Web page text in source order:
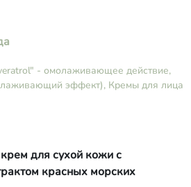
малины, аллантоин, витамин Е,
глюконолактон+бензоат
натрия+глюконат кальция, калия
- омолаживающее действие​,
эффект), Кремы для лица
для сухой кожи с
красных морских